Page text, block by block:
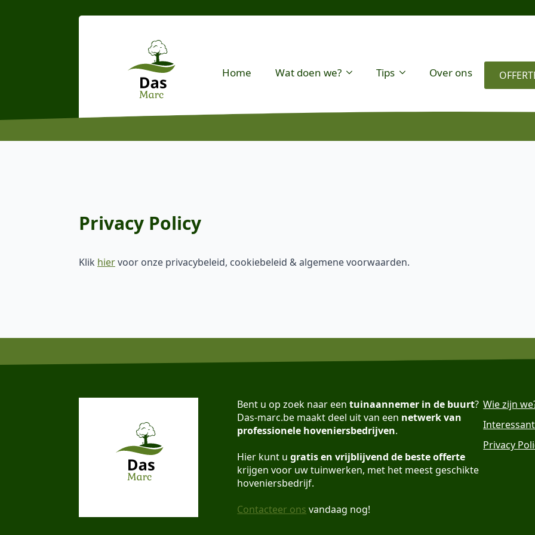
Home Wat doen we? Tips Over ons
Privacy Policy
Klik hiervoor onze privacybeleid, cookiebeleid & algemene voorwaarden.
Bent u op zoek naar eentuinaannemer in de buurt?
Das-marc.be maakt deel uit van een netwerk van
professionele hoveniersbedrijven.
Hier kunt ugratis en vrijblijvend de beste offerte
krijgen voor uw tuinwerken, met het meest geschikte
hoveniersbedrijf.
Contacteer ons vandaag nog!
Wie zijn
Privacy